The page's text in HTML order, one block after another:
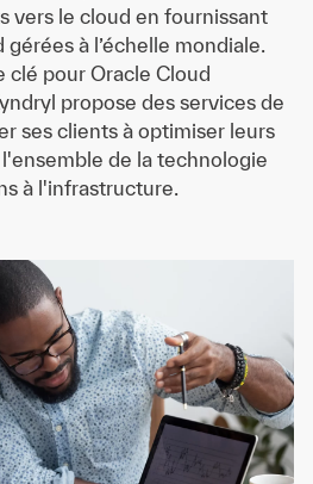
vers le cloud en fournissant
à l’échelle mondiale.
clé pour Oracle Cloud
propose des services de
ses clients à optimiser leurs
de la technologie
à l'infrastructure.